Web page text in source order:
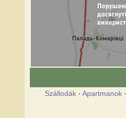
Szállodák· Apartmanok·